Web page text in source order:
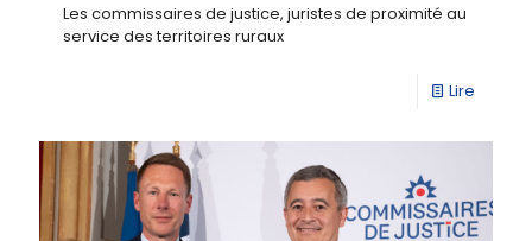
Les commissaires de justice, juristes de proximité au
service des territoires ruraux
Lire